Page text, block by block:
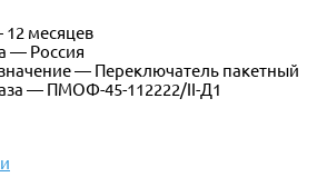
месяцев
— Россия
— Переключатель пакетный
— ПМОФ-45-112222/II-Д1